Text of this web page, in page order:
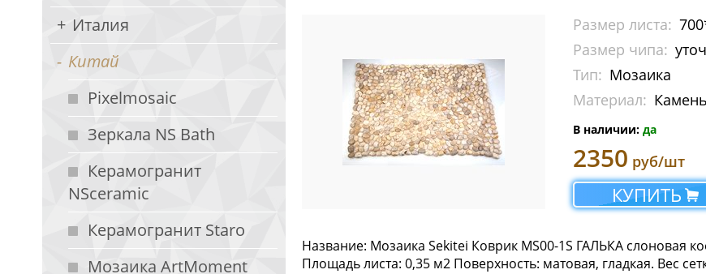
Италия
Китай
Pixelmosaic
Зеркала NS Bath
Керамогранит
NSceramic
Керамогранит Staro
Мозаика ArtMoment
Размер листа:
Размер чипа:
Тип: Мозаика
Материал: Камень
В наличии: да
2350 руб/шт
КУПИТЬ
Название: Мозаика Sekitei Коврик MS00-1S ГАЛЬКА слоновая
Площадь листа: 0,35 м2 Поверхность: матовая, гладкая. Вес